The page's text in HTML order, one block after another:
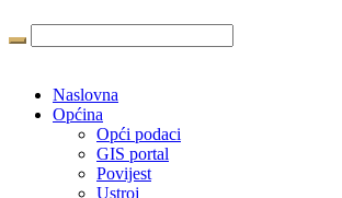
Naslovna
Općina
Opći podaci
GIS portal
Povijest
Ustroj